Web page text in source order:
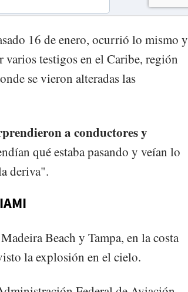
16 de enero, ocurrió lo mismo y
testigos en el Caribe, región
se vieron alteradas las
a conductores y
qué estaba pasando y veían lo
deriva".
Beach y Tampa, en la costa
la explosión en el cielo.